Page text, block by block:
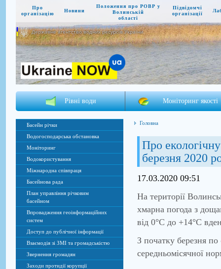
Про
організацію
Новини
Положення про РОВР у
Волинській
області
Підвідомчі
організації
Державне агентство водних ресурсів України
Рівні води Моніторинг якості
Басейн річки
Водогосподарська обстановка
Моніторинг
Водокористування
Міжнародна співпраця
Басейнова рада
План управління річковим
басейном
Впровадження геоінформаційних
систем
Доступ до публічної інформації
Взаємодія зі ЗМІ та громадськістю
Звернення громадян
Заходи протидії корупції
Головна
Про
березня 2020
17.03.2020 09:51
На території
хмарна погода з
від 0°С до +14°С
З початку березня
середньомісячної